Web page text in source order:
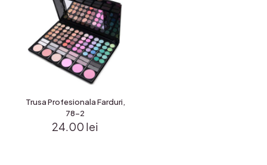
Trusa Profesionala Farduri,
78-2
24.00 lei